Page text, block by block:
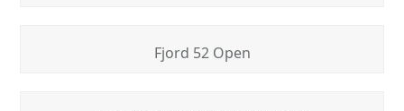
Fjord 52 Open